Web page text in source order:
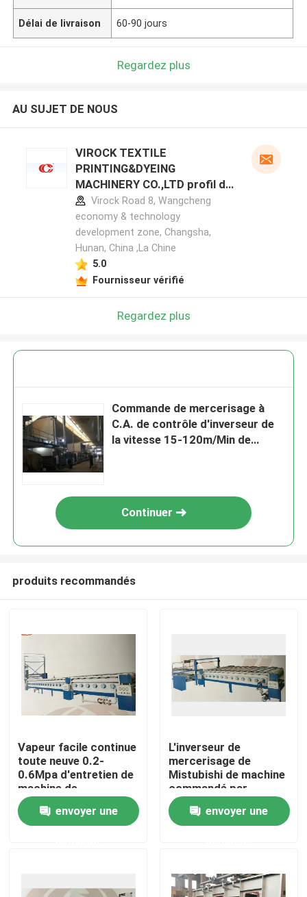
Maison
Au sujet de nous
Délai de livraison 60-90 jours
Regardez plus
AU SUJET DE NOUS
VIROCK TEXTILE
PRINTING&DYEING
MACHINERY CO.,LTD profil du
fabricant
Virock Road 8, Wangcheng
economy & technology
development zone, Changsha,
Hunan, China ,La Chine
5.0
Fournisseur vérifié
Regardez plus
Commande de mercerisage à
C.A. de contrôle d'inverseur de
la vitesse 15-120m/Min de
Continuer
produits recommandés
Vapeur facile continue
toute neuve 0.2-
0.6Mpa d'entretien de
machine de
mercerisage
envoyer une
L'inverseur de
mercerisage de
Mistubishi de machine
commandé par
inverseur sans
chaînes/agrafe/a
combiné le type
envoyer une